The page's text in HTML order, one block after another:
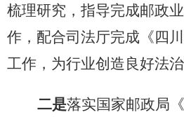
梳理研究，指导完成邮政
作，配合司法厅完成《四
工作，为行业创造良好法治
二是落实国家邮政局